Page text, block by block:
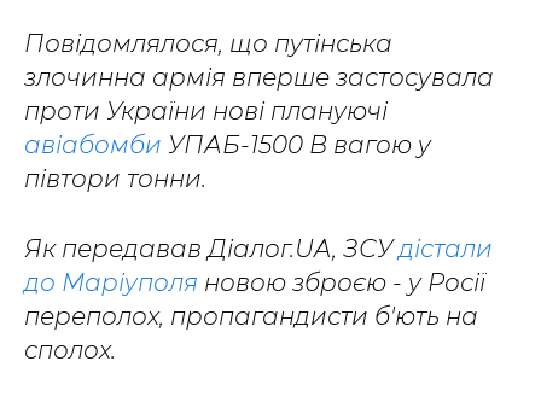
Повідомлялося, що путінська
злочинна армія вперше застосувала
проти України нові плануючі
авіабомби УПАБ-1500 В вагою у
півтори тонни.
Як передавав Діалог.UA, ЗСУдістали
до Маріуполя новою зброєю - у Росії
переполох, пропагандисти б'ють на
сполох.